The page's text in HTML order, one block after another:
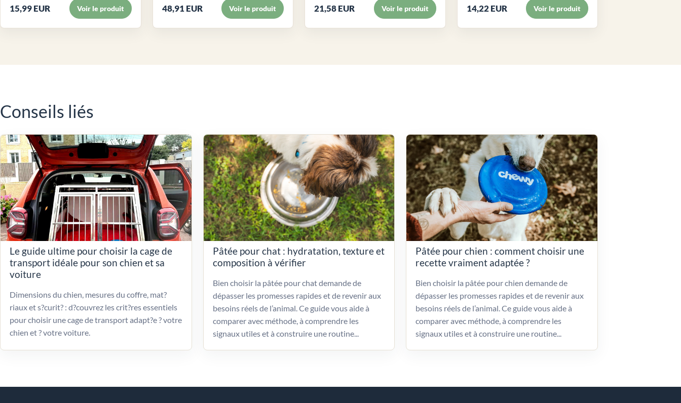
15,99 EUR Voir le produit 48,91 EUR Voir le produit 21,58 EUR Voir le produit 14,22 EUR Voir le produit
Conseils liés
Le guide ultime pour choisir la cage de
transport idéale pour son chien et sa
voiture
Dimensions du chien, mesures du coffre, mat?
riaux et s?curit? : d?couvrez les crit?res essentiels
pour choisir une cage de transport adapt?e ? votre
chien et ? votre voiture.
Pâtée pour chat : hydratation, texture et
composition à vérifier
Bien choisir la pâtée pour chat demande de
dépasser les promesses rapides et de revenir aux
besoins réels de l’animal. Ce guide vous aide à
comparer avec méthode, à comprendre les
signaux utiles et à construire une routine...
Pâtée pour chien : comment choisir une
recette vraiment adaptée ?
Bien choisir la pâtée pour chien demande de
dépasser les promesses rapides et de revenir aux
besoins réels de l’animal. Ce guide vous aide à
comparer avec méthode, à comprendre les
signaux utiles et à construire une routine...